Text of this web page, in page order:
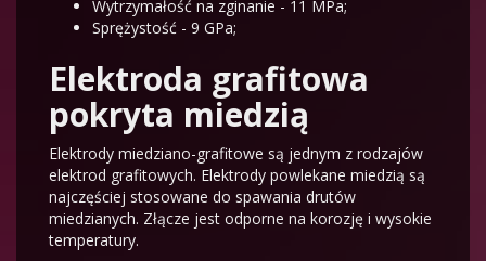
Wytrzymałość na zginanie - 11 MPa;
Sprężystość - 9 GPa;
Elektroda grafitowa
pokryta miedzią
Elektrody miedziano-grafitowe są jednym z rodzajów
elektrod grafitowych. Elektrody powlekane miedzią są
najczęściej stosowane do spawania drutów
miedzianych. Złącze jest odporne na korozję i wysokie
temperatury.